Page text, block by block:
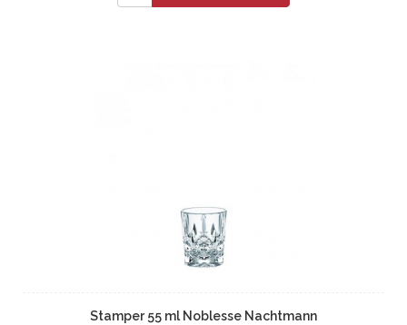
Stamper 55 ml Noblesse Nachtmann